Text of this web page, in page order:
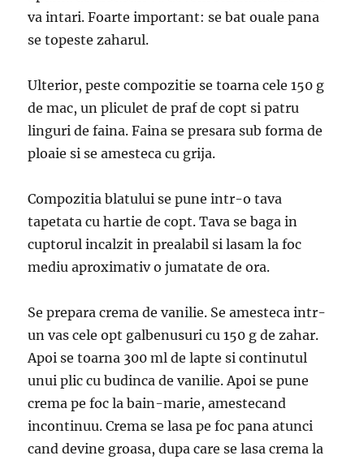
va intari. Foarte important: se bat ouale pana
se topeste zaharul.
Ulterior, peste compozitie se toarna cele 150 g
de mac, un pliculet de praf de copt si patru
linguri de faina. Faina se presara sub forma de
ploaie si se amesteca cu grija.
Compozitia blatului se pune intr-o tava
tapetata cu hartie de copt. Tava se baga in
cuptorul incalzit in prealabil si lasam la foc
mediu aproximativ o jumatate de ora.
Se prepara crema de vanilie. Se amesteca intr-
un vas cele opt galbenusuri cu 150 g de zahar.
Apoi se toarna 300 ml de lapte si continutul
unui plic cu budinca de vanilie. Apoi se pune
crema pe foc la bain-marie, amestecand
incontinuu. Crema se lasa pe foc pana atunci
cand devine groasa, dupa care se lasa crema la